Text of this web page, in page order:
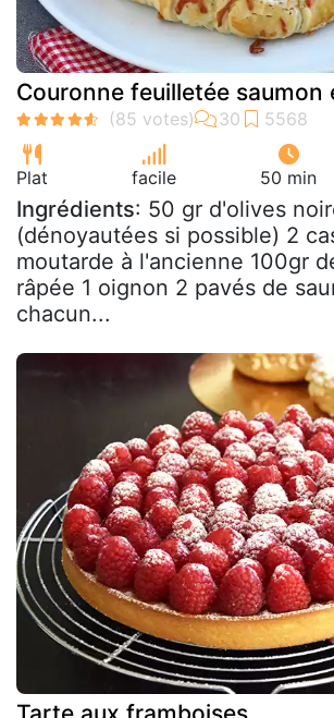
Couronne feuilletée saumon
Plat facile 50 min
Ingrédients: 50 gr d'olives
(dénoyautées si possible) 2
moutarde à l'ancienne 100gr
râpée 1 oignon 2 pavés de
chacun...